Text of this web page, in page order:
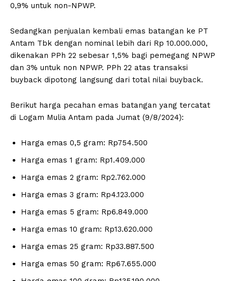
0,9% untuk non-NPWP.
Sedangkan penjualan kembali emas batangan ke PT
Antam Tbk dengan nominal lebih dari Rp 10.000.000,
dikenakan PPh 22 sebesar 1,5% bagi pemegang NPWP
dan 3% untuk non NPWP. PPh 22 atas transaksi
buyback dipotong langsung dari total nilai buyback.
Berikut harga pecahan emas batangan yang tercatat
di Logam Mulia Antam pada Jumat (9/8/2024):
Harga emas 0,5 gram: Rp754.500
Harga emas 1 gram: Rp1.409.000
Harga emas 2 gram: Rp2.762.000
Harga emas 3 gram: Rp4.123.000
Harga emas 5 gram: Rp6.849.000
Harga emas 10 gram: Rp13.620.000
Harga emas 25 gram: Rp33.887.500
Harga emas 50 gram: Rp67.655.000